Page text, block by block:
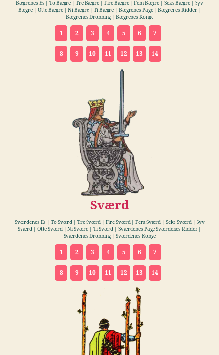
Bægrenes Es | To Bægre | Tre Bægre | Fire Bægre Fem Bægre
Seks Bægre | Syv
Bægre | Otte Bægre
Ni Bægre | Ti Bægre | Bægrenes Page | Bægrenes Ridder |
Bægrenes Dronning | Bægrenes Konge
1 2 3 4 5 6 7
8 9 10 11 12 13 14
Sværd
Sværdenes Es | To Sværd | Tre Sværd | Fire Sværd | Fem Sværd | Seks Sværd | Syv
Sværd | Otte Sværd | Ni Sværd | Ti Sværd | Sværdenes Page Sværdenes Ridder |
Sværdenes Dronning | Sværdenes Konge
1 2 3 4 5 6 7
8 9 10 11 12 13 14